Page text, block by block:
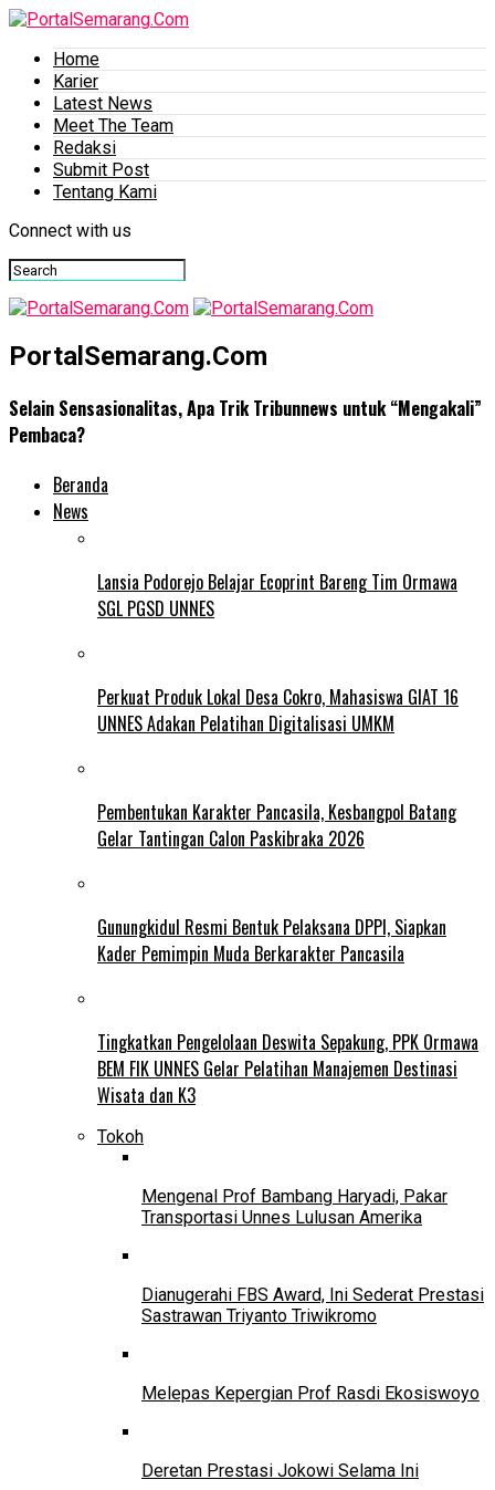
Home
Karier
Latest News
Meet The Team
Redaksi
Submit Post
Tentang Kami
Connect with us
PortalSemarang.Com
Selain Sensasionalitas, Apa Trik Tribunnews untuk “Mengakali”
Pembaca?
Beranda
News
Lansia Podorejo Belajar Ecoprint Bareng Tim Ormawa
SGL PGSD UNNES
Perkuat Produk Lokal Desa Cokro, Mahasiswa GIAT 16
UNNES Adakan Pelatihan Digitalisasi UMKM
Pembentukan Karakter Pancasila, Kesbangpol Batang
Gelar Tantingan Calon Paskibraka 2026
Gunungkidul Resmi Bentuk Pelaksana DPPI, Siapkan
Kader Pemimpin Muda Berkarakter Pancasila
Tingkatkan Pengelolaan Deswita Sepakung, PPK Ormawa
BEM FIK UNNES Gelar Pelatihan Manajemen Destinasi
Wisata dan K3
Tokoh
Mengenal Prof Bambang Haryadi, Pakar
Transportasi Unnes Lulusan Amerika
Dianugerahi FBS Award, Ini Sederat Prestasi
Sastrawan Triyanto Triwikromo
Melepas Kepergian Prof Rasdi Ekosiswoyo
Deretan Prestasi Jokowi Selama Ini